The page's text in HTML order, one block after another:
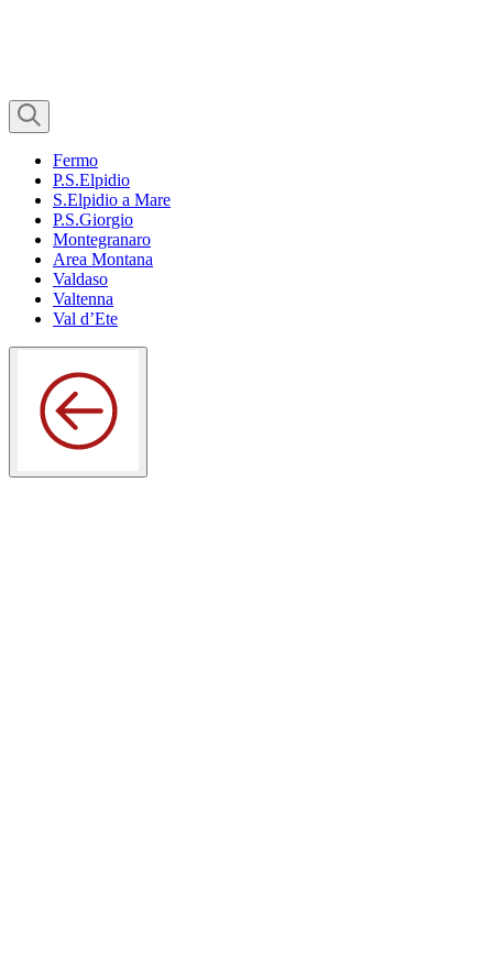
Fermo
P.S.Elpidio
S.Elpidio a Mare
P.S.Giorgio
Montegranaro
Area Montana
Valdaso
Valtenna
Val d’Ete